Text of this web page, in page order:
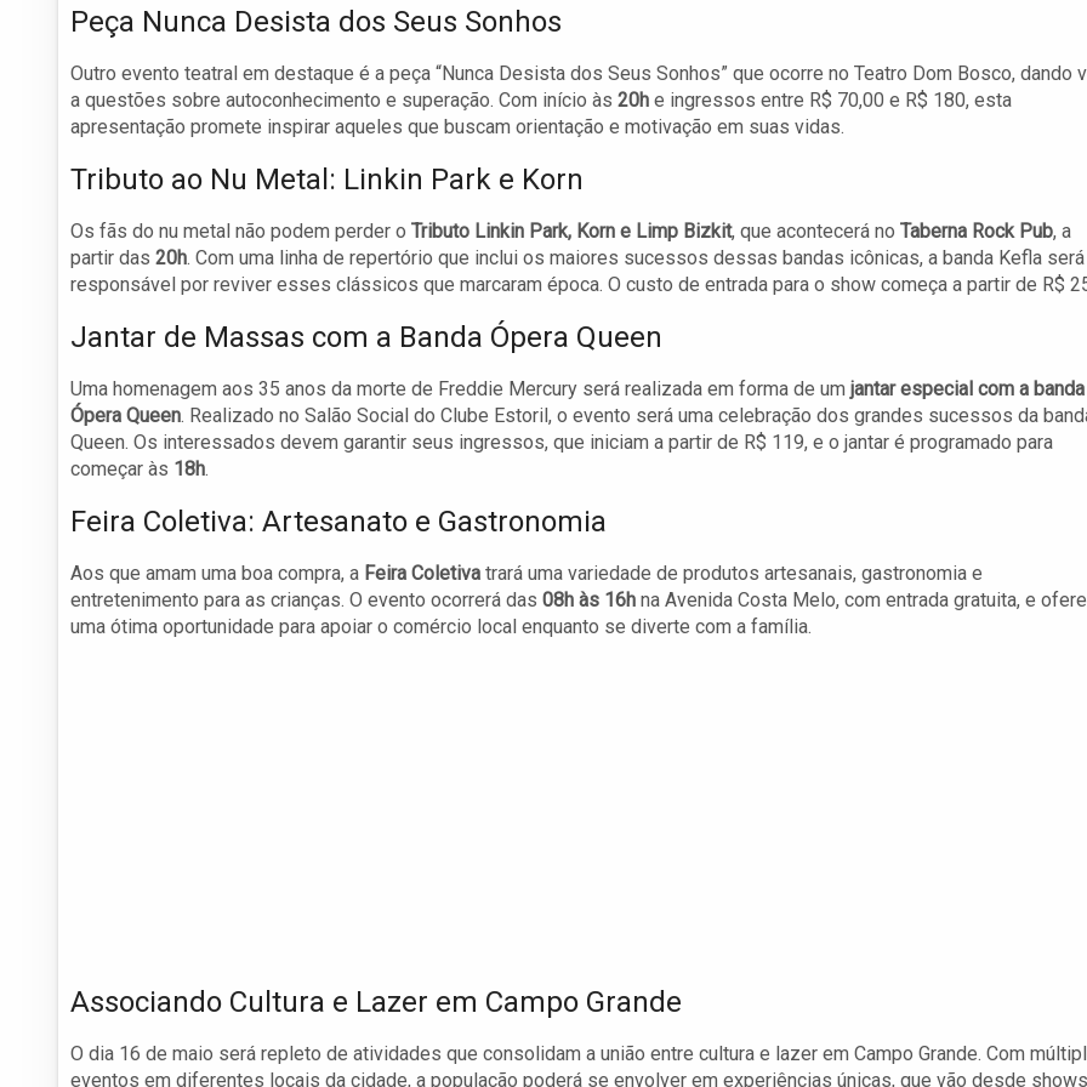
Peça Nunca Desista dos Seus Sonhos
Outro evento teatral em destaque é a peça “Nunca Desista dos Seus Sonhos” que ocorre no Teatro Dom Bosco, dando
a questões sobre autoconhecimento e superação. Com início às 20h e ingressos entre R$ 70,00 e R$ 180, esta
apresentação promete inspirar aqueles que buscam orientação e motivação em suas vidas.
Tributo ao Nu Metal: Linkin Park e Korn
Os fãs do nu metal não podem perder o Tributo Linkin Park, Korn e Limp Bizkit, que acontecerá no Taberna Rock Pub, a
partir das 20h. Com uma linha de repertório que inclui os maiores sucessos dessas bandas icônicas, a banda Kefla
responsável por reviver esses clássicos que marcaram época. O custo de entrada para o show começa a partir de R$
Jantar de Massas com a Banda Ópera Queen
Uma homenagem aos 35 anos da morte de Freddie Mercury será realizada em forma de um jantar especial com a banda
Ópera Queen. Realizado no Salão Social do Clube Estoril, o evento será uma celebração dos grandes sucessos da
Queen. Os interessados devem garantir seus ingressos, que iniciam a partir de R$ 119, e o jantar é programado para
começar às 18h.
Feira Coletiva: Artesanato e Gastronomia
Aos que amam uma boa compra, a Feira Coletiva trará uma variedade de produtos artesanais, gastronomia e
entretenimento para as crianças. O evento ocorrerá das 08h às 16h na Avenida Costa Melo, com entrada gratuita, e
uma ótima oportunidade para apoiar o comércio local enquanto se diverte com a família.
Associando Cultura e Lazer em Campo Grande
O dia 16 de maio será repleto de atividades que consolidam a união entre cultura e lazer em Campo Grande. Com
eventos em diferentes locais da cidade, a população poderá se envolver em experiências únicas, que vão desde